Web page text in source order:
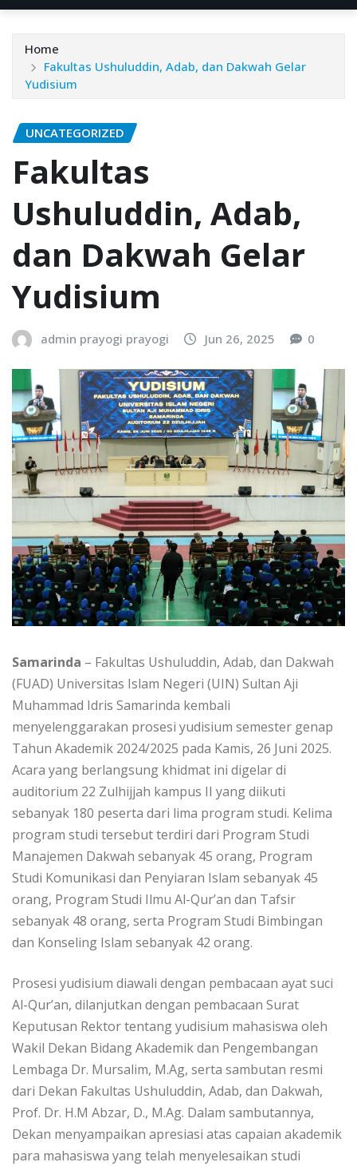
Home
Fakultas Ushuluddin, Adab, dan Dakwah Gelar
Yudisium
UNCATEGORIZED
Fakultas
Ushuluddin, Adab,
dan Dakwah Gelar
Yudisium
admin prayogi prayogi Jun 26, 2025 0
Samarinda – Fakultas Ushuluddin, Adab, dan Dakwah
(FUAD) Universitas Islam Negeri (UIN) Sultan Aji
Muhammad Idris Samarinda kembali
menyelenggarakan prosesi yudisium semester genap
Tahun Akademik 2024/2025 pada Kamis, 26 Juni 2025.
Acara yang berlangsung khidmat ini digelar di
auditorium 22 Zulhijjah kampus II yang diikuti
sebanyak 180 peserta dari lima program studi. Kelima
program studi tersebut terdiri dari Program Studi
Manajemen Dakwah sebanyak 45 orang, Program
Studi Komunikasi dan Penyiaran Islam sebanyak 45
orang, Program Studi Ilmu Al-Qur’an dan Tafsir
sebanyak 48 orang, serta Program Studi Bimbingan
dan Konseling Islam sebanyak 42 orang.
Prosesi yudisium diawali dengan pembacaan ayat suci
Al-Qur’an, dilanjutkan dengan pembacaan Surat
Keputusan Rektor tentang yudisium mahasiswa oleh
Wakil Dekan Bidang Akademik dan Pengembangan
Lembaga Dr. Mursalim, M.Ag, serta sambutan resmi
dari Dekan Fakultas Ushuluddin, Adab, dan Dakwah,
Prof. Dr. H.M Abzar, D., M.Ag. Dalam sambutannya,
Dekan menyampaikan apresiasi atas capaian akademik
para mahasiswa yang telah menyelesaikan studi